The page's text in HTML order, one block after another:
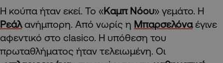
Η κούπα ήταν εκεί. Το «Καμπ Νόου» γεμάτο. Η
Ρεάλανήμπορη. Από νωρίς η Μπαρσελόναέγινε
αφεντικό στο clasico. Η υπόθεση του
πρωταθλήματος ήταν τελειωμένη. Οι